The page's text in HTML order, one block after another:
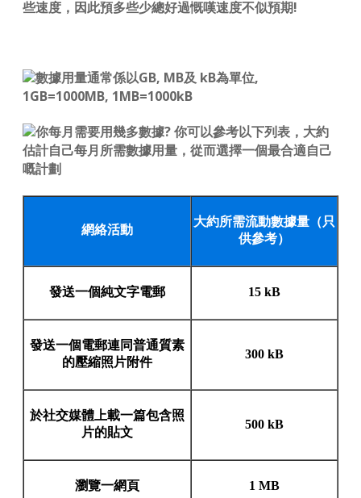
些速度，因此預多些少總好過慨嘆速度不似預期!
數據用量通常係以GB, MB及 kB為單位,
1GB=1000MB, 1MB=1000kB
你每月需要用幾多數據? 你可以參考以下列表，大約
估計自己每月所需數據用量，從而選擇一個最合適自己
嘅計劃
網絡活動
大約所需流動數據量（只
供參考）
發送一個純文字電郵 15 kB
發送一個電郵連同普通質素
的壓縮照片附件
300 kB
於社交媒體上載一篇包含照
片的貼文
500 kB
瀏覽一網頁 1 MB